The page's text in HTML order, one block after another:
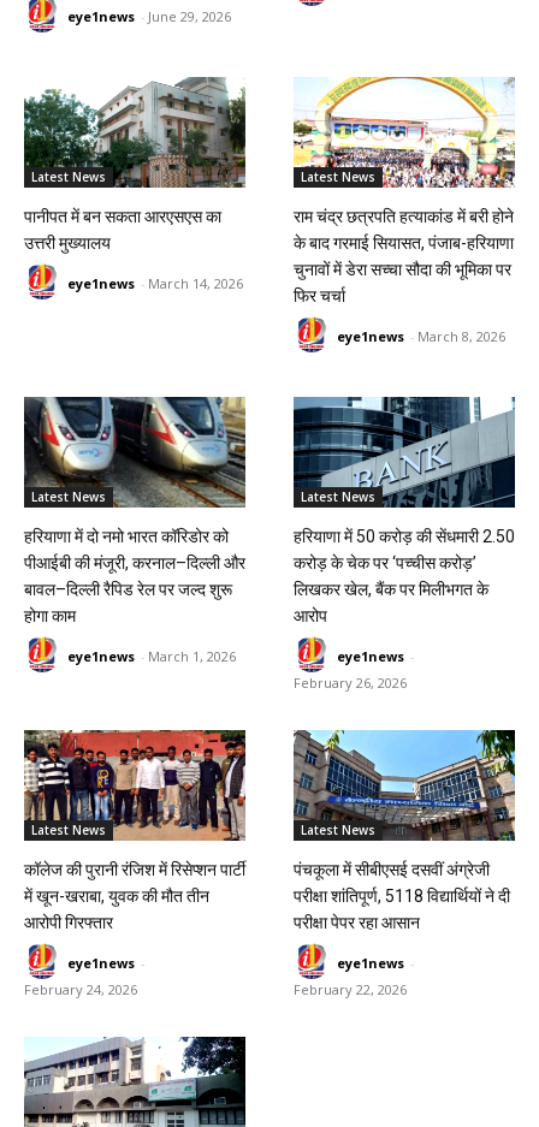
eye1news - June 29, 2026
Latest News
पानीपत में बन सकता आरएसएस का
उत्तरी मुख्यालय
eye1news - March 14, 2026
Latest News
राम चंद्र छत्रपति हत्याकांड में बरी होने
के बाद गरमाई सियासत, पंजाब-हरियाणा
चुनावों में डेरा सच्चा सौदा की भूमिका पर
फिर चर्चा
eye1news - March 8, 2026
Latest News
हरियाणा में दो नमो भारत कॉरिडोर को
पीआईबी की मंजूरी, करनाल–दिल्ली और
बावल–दिल्ली रैपिड रेल पर जल्द शुरू
होगा काम
eye1news - March 1, 2026
Latest News
हरियाणा में 50 करोड़ की सेंधमारी 2.50
करोड़ के चेक पर ‘पच्चीस करोड़’
लिखकर खेल, बैंक पर मिलीभगत के
आरोप
eye1news -
February 26, 2026
Latest News
कॉलेज की पुरानी रंजिश में रिसेप्शन पार्टी
में खून-खराबा, युवक की मौत तीन
आरोपी गिरफ्तार
eye1news -
February 24, 2026
Latest News
पंचकूला में सीबीएसई दसवीं अंग्रेजी
परीक्षा शांतिपूर्ण, 5118 विद्यार्थियों ने दी
परीक्षा पेपर रहा आसान
eye1news -
February 22, 2026